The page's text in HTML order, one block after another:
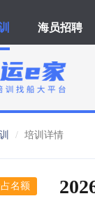
海员招聘
培训详情
名额